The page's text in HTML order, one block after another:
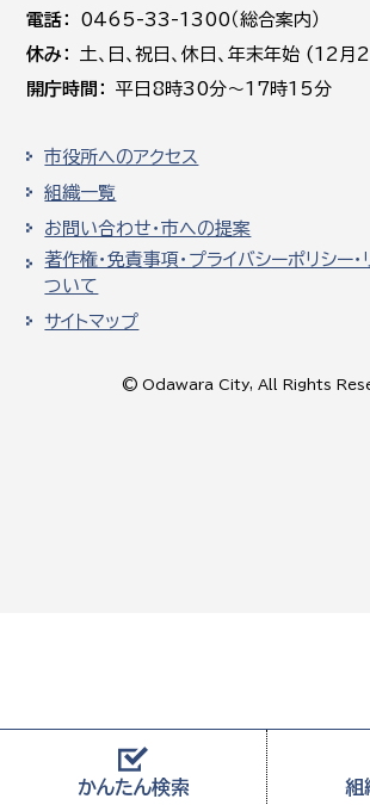
かんたん検索 組
電話
0465-33-1300（総合案内）
休み
土､日､祝日、休日、年末年始 (12
開庁時間
平日8時30分～17時15分
市役所へのアクセス
組織一覧
お問い合わせ・市への提案
著作権・免責事項・プライバシーポリシー・
ついて
サイトマップ
© Odawara City, All Rights